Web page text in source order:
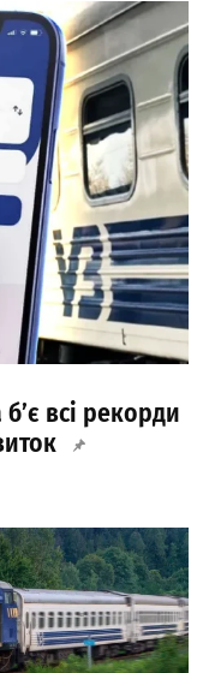
всі рекорди